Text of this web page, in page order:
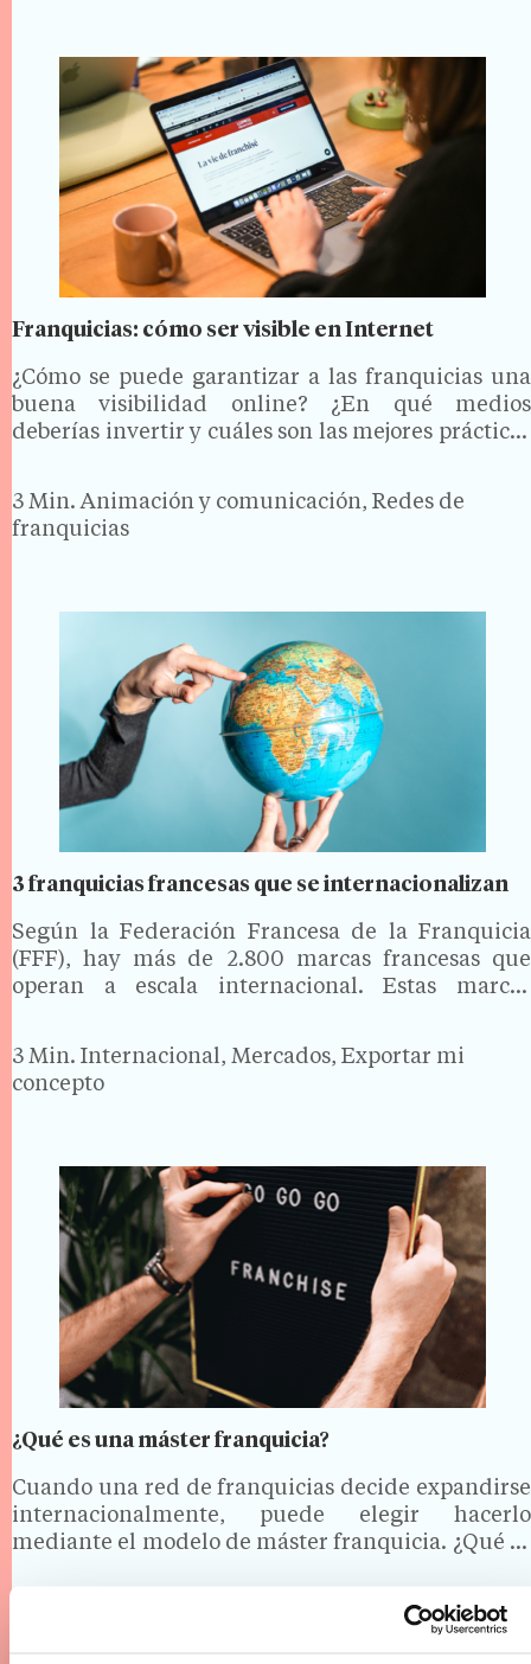
Franquicias: cómo ser visible en Internet
¿Cómo se puede garantizar a las franquicias una
buena visibilidad online? ¿En qué medios
deberías invertir y cuáles son las mejores prácticas
plantean muchos franquiciadores y franquiciados.
Desde que el 6 de…
3 Min. Animación y comunicación, Redes de
franquicias
3 franquicias francesas que se internacionalizan
Según la Federación Francesa de la Franquicia
(FFF), hay más de 2.800 marcas francesas que
operan a escala internacional. Estas marcas
de euros y contribuyen a la creación de más de
600.000…
3 Min. Internacional, Mercados, Exportar mi
concepto
¿Qué es una máster franquicia?
Cuando una red de franquicias decide expandirse
internacionalmente, puede elegir hacerlo
mediante el modelo de máster franquicia. ¿Qué es
máster franquicia La máster franquicia es el
Entender la franquicia, Internacional,